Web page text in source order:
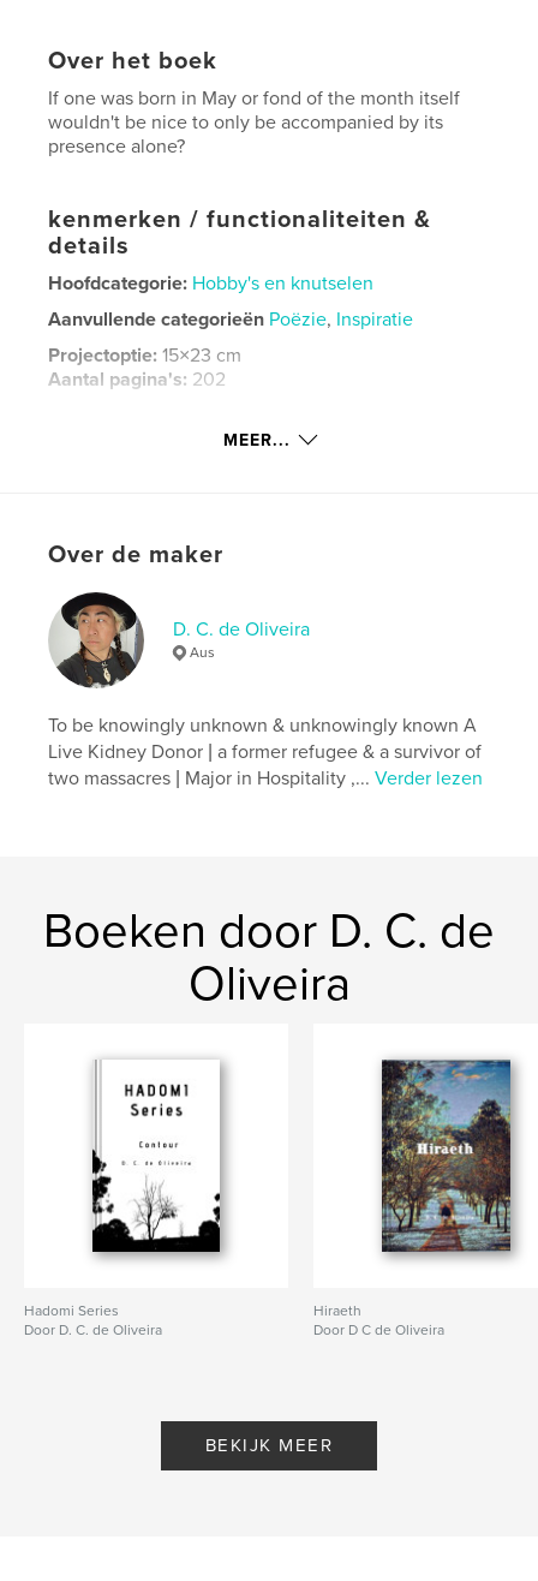
Over het boek
If one was born in May or fond of the month itself
wouldn't be nice to only be accompanied by its
presence alone?
kenmerken / functionaliteiten &
details
Hoofdcategorie: Hobby's en knutselen
Aanvullende categorieën Poëzie, Inspiratie
Projectoptie:15×23 cm
Aantal pagina's: 202
Paperback: 9798211777620
Trefwoorden
Journal
MEER...
Over de maker
D. C. de Oliveira
Aus
To be knowingly unknown & unknowingly known A
Live Kidney Donor | a former refugee & a survivor of
two massacres | Major in Hospitality ,...Verder lezen
Boeken door D. C. de
Oliveira
Hadomi Series
Door D. C. de Oliveira
Hiraeth
Door D C de Oliveira
BEKIJK MEER